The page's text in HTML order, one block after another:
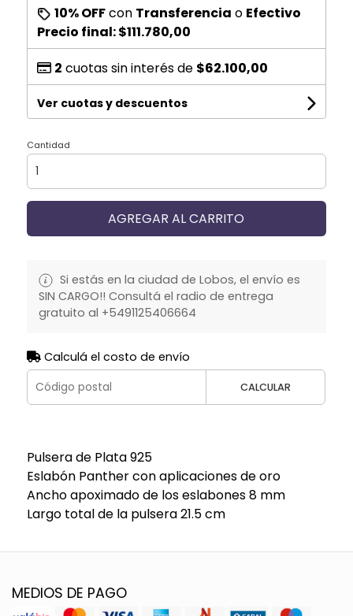
10% OFFcon Transferencia o Efectivo
Precio final:$111.780,00
2 cuotas sin interés de $62.100,00
Ver cuotas y descuentos
Cantidad
AGREGAR AL CARRITO
Si estás en la ciudad de Lobos, el envío es
SIN CARGO!! Consultá el radio de entrega
gratuito al +5491125406664
Calculá el costo de envío
CALCULAR
Pulsera de Plata 925
Eslabón Panther con aplicaciones de oro
Ancho apoximado de los eslabones 8 mm
Largo total de la pulsera 21.5 cm
MEDIOS DE PAGO